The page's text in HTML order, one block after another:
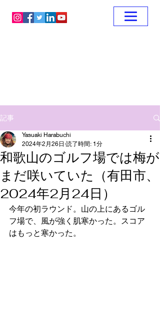
記事
和歌山のゴルフ場では梅が
まだ咲いていた（有田市、
2024年2月24日）
Yasuaki Harabuchi
2024年2月26日 読了時間: 1分
今年の初ラウンド。山の上にあるゴル
フ場で、風が強く肌寒かった。スコア
はもっと寒かった。